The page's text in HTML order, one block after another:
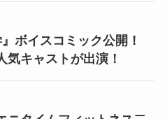
ボイスコミック公開！
気キャストが出演！